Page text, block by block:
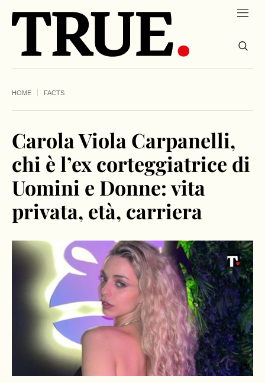
HOME FACTS
Carola Viola Carpanelli,
chi è l’ex corteggiatrice di
Uomini e Donne: vita
privata, età, carriera